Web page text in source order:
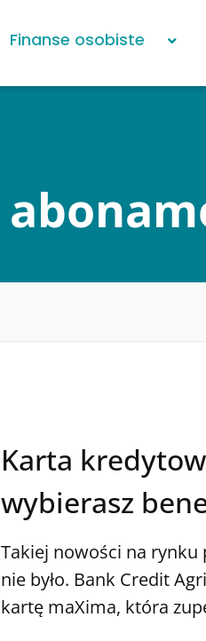
Finanse osobiste
Karta
wybierasz
Takiej nowości na
nie było. Bank Credit
kartę maXima, która